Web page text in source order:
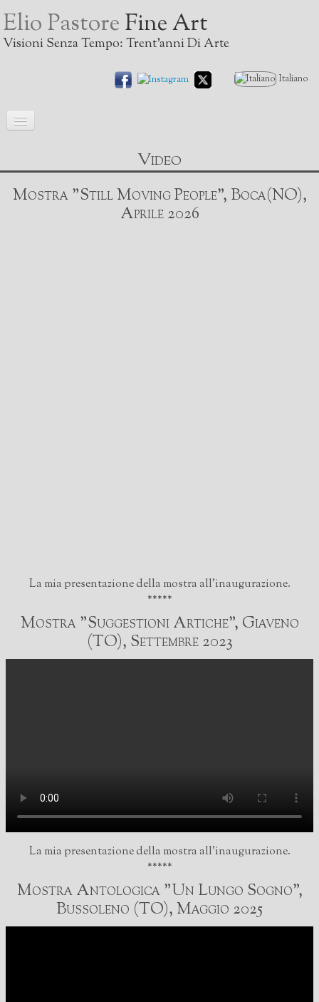
Elio PastoreFine Art
Visioni Senza Tempo: Trent'anni Di Arte
Italiano
GALLERIA▼ Video
Mostra "Still Moving People", Boca(NO),
Aprile 2026
La mia presentazione della mostra all'inaugurazione.
*****
Mostra "Suggestioni Artiche", Giaveno
(TO), Settembre 2023
La mia presentazione della mostra all'inaugurazione.
*****
Mostra Antologica "Un Lungo Sogno",
Bussoleno (TO), Maggio 2025